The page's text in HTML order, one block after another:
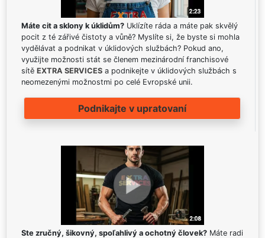
Máte cit a sklony k úklidům? Uklízíte ráda a máte pak skvělý
pocit z té zářivé čistoty a vůně? Myslíte si, že byste si mohla
vydělávat a podnikat v úklidových službách? Pokud ano,
využijte možnosti stát se členem mezinárodní franchisové
sítě EXTRA SERVICES a podnikejte v úklidových službách s
neomezenými možnostmi po celé Evropské unii.
Podnikajte v upratovaní
Ste zručný, šikovný, spoľahlivý a ochotný človek? Máte radi